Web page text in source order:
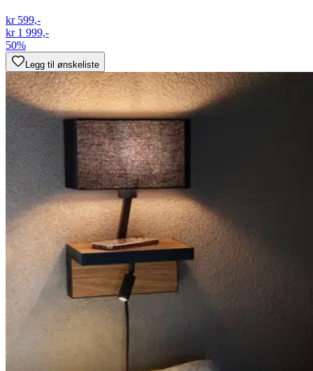
kr 599,-
kr 1 999,-
50%
Legg til ønskeliste